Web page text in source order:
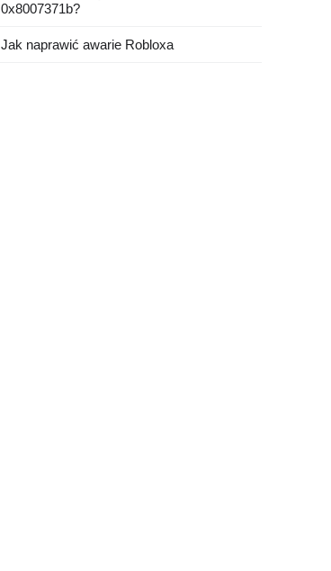
0x8007371b?
Jak naprawić awarie Robloxa